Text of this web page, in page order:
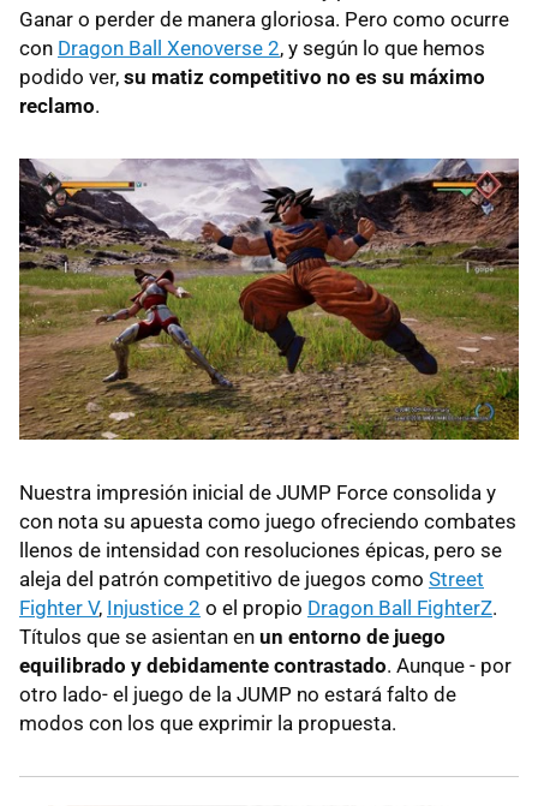
Ganar o perder de manera gloriosa. Pero como ocurre
con Dragon Ball Xenoverse 2, y según lo que hemos
podido ver, su matiz competitivo no es su máximo
reclamo.
Nuestra impresión inicial de JUMP Force consolida y
con nota su apuesta como juego ofreciendo combates
llenos de intensidad con resoluciones épicas, pero se
aleja del patrón competitivo de juegos como Street
Fighter V, Injustice 2 o el propio Dragon Ball FighterZ.
Títulos que se asientan en un entorno de juego
equilibrado y debidamente contrastado. Aunque - por
otro lado- el juego de la JUMP no estará falto de
modos con los que exprimir la propuesta.